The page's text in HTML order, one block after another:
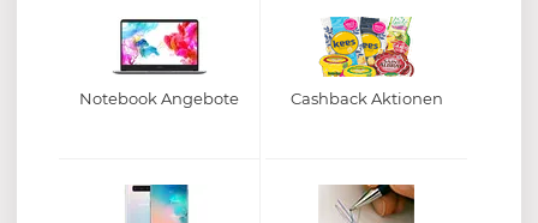
Notebook Angebote Cashback Aktionen